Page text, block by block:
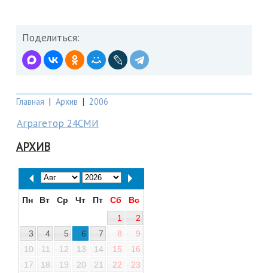
Поделиться:
Главная | Архив | 2006
Аграгетор 24СМИ
АРХИВ
Пн Вт Ср Чт Пт Сб
Вс
1
2
3
4 5 6 7 8
9
10
11 12 13 14 15
16
17
18 19 20 21 22
23